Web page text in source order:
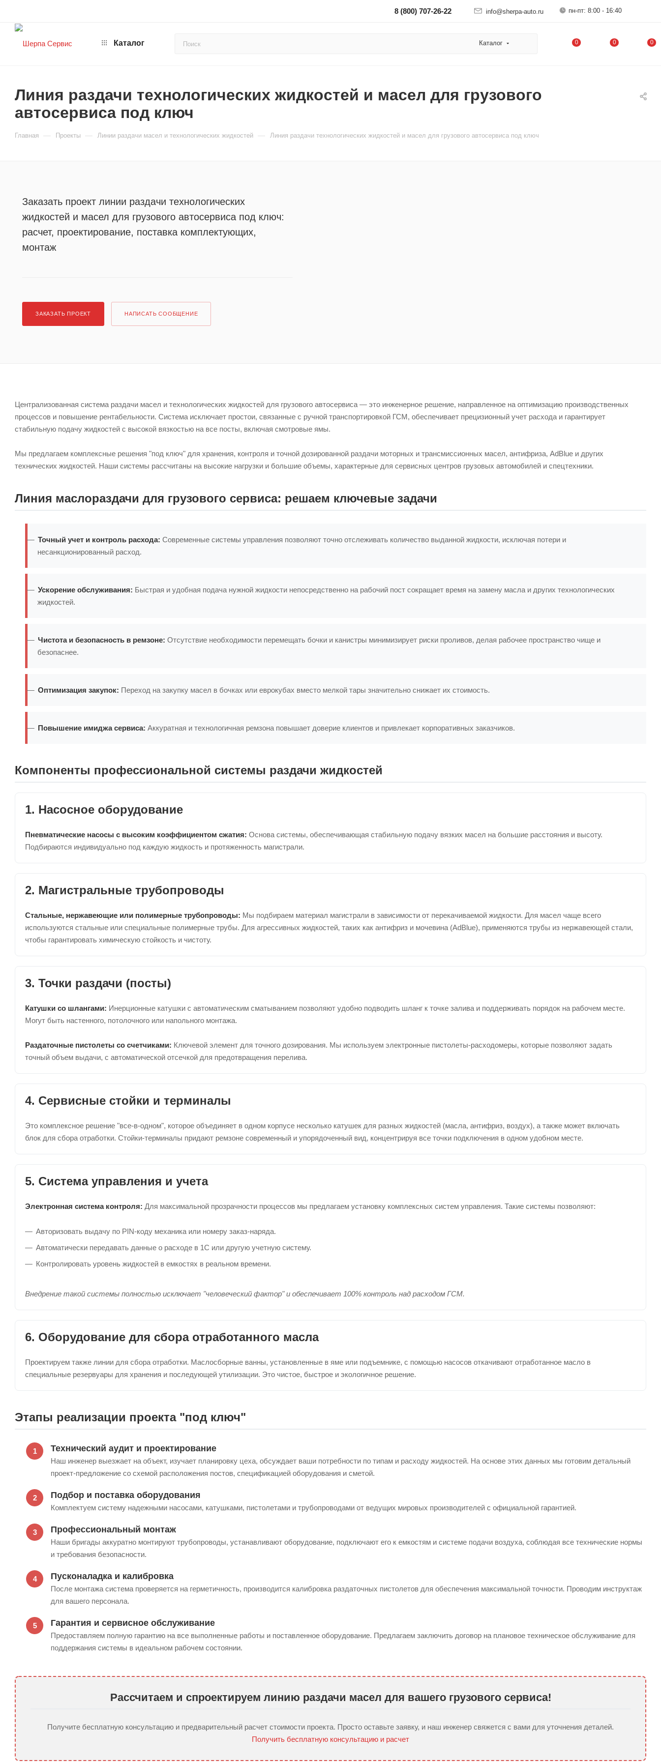
8 (800) 707-26-22 info@sherpa-auto.ru пн-пт: 8:00 - 16:40
Каталог Каталог 0 0 0
Линия раздачи технологических жидкостей и масел для грузового
автосервиса под ключ
Главная — Проекты — Линии раздачи масел и технологических жидкостей — Линия раздачи технологических жидкостей и масел для грузового автосервиса под ключ
Заказать проект линии раздачи технологических
жидкостей и масел для грузового автосервиса под ключ:
расчет, проектирование, поставка комплектующих,
монтаж
ЗАКАЗАТЬ ПРОЕКТ НАПИСАТЬ СООБЩЕНИЕ
Централизованная система раздачи масел и технологических жидкостей для грузового автосервиса — это инженерное решение, направленное на оптимизацию производственных
процессов и повышение рентабельности. Система исключает простои, связанные с ручной транспортировкой ГСМ, обеспечивает прецизионный учет расхода и гарантирует
стабильную подачу жидкостей с высокой вязкостью на все посты, включая смотровые ямы.
Мы предлагаем комплексные решения "под ключ" для хранения, контроля и точной дозированной раздачи моторных и трансмиссионных масел, антифриза, AdBlue и других
технических жидкостей. Наши системы рассчитаны на высокие нагрузки и большие объемы, характерные для сервисных центров грузовых автомобилей и спецтехники.
Линия маслораздачи для грузового сервиса: решаем ключевые задачи
Точный учет и контроль расхода: Современные системы управления позволяют точно отслеживать количество выданной жидкости, исключая потери и
несанкционированный расход.
Ускорение обслуживания: Быстрая и удобная подача нужной жидкости непосредственно на рабочий пост сокращает время на замену масла и других технологических
жидкостей.
Чистота и безопасность в ремзоне: Отсутствие необходимости перемещать бочки и канистры минимизирует риски проливов, делая рабочее пространство чище и
безопаснее.
Оптимизация закупок: Переход на закупку масел в бочках или еврокубах вместо мелкой тары значительно снижает их стоимость.
Повышение имиджа сервиса: Аккуратная и технологичная ремзона повышает доверие клиентов и привлекает корпоративных заказчиков.
Компоненты профессиональной системы раздачи жидкостей
1. Насосное оборудование
Пневматические насосы с высоким коэффициентом сжатия: Основа системы, обеспечивающая стабильную подачу вязких масел на большие расстояния и высоту.
Подбираются индивидуально под каждую жидкость и протяженность магистрали.
2. Магистральные трубопроводы
Стальные, нержавеющие или полимерные трубопроводы: Мы подбираем материал магистрали в зависимости от перекачиваемой жидкости. Для масел чаще всего
используются стальные или специальные полимерные трубы. Для агрессивных жидкостей, таких как антифриз и мочевина (AdBlue), применяются трубы из нержавеющей стали,
чтобы гарантировать химическую стойкость и чистоту.
3. Точки раздачи (посты)
Катушки со шлангами: Инерционные катушки с автоматическим сматыванием позволяют удобно подводить шланг к точке залива и поддерживать порядок на рабочем месте.
Могут быть настенного, потолочного или напольного монтажа.
Раздаточные пистолеты со счетчиками: Ключевой элемент для точного дозирования. Мы используем электронные пистолеты-расходомеры, которые позволяют задать
точный объем выдачи, с автоматической отсечкой для предотвращения перелива.
4. Сервисные стойки и терминалы
Это комплексное решение "все-в-одном", которое объединяет в одном корпусе несколько катушек для разных жидкостей (масла, антифриз, воздух), а также может включать
блок для сбора отработки. Стойки-терминалы придают ремзоне современный и упорядоченный вид, концентрируя все точки подключения в одном удобном месте.
5. Система управления и учета
Электронная система контроля: Для максимальной прозрачности процессов мы предлагаем установку комплексных систем управления. Такие системы позволяют:
Авторизовать выдачу по PIN-коду механика или номеру заказ-наряда.
Автоматически передавать данные о расходе в 1С или другую учетную систему.
Контролировать уровень жидкостей в емкостях в реальном времени.
Внедрение такой системы полностью исключает "человеческий фактор" и обеспечивает 100% контроль над расходом ГСМ.
6. Оборудование для сбора отработанного масла
Проектируем также линии для сбора отработки. Маслосборные ванны, установленные в яме или подъемнике, с помощью насосов откачивают отработанное масло в
специальные резервуары для хранения и последующей утилизации. Это чистое, быстрое и экологичное решение.
Этапы реализации проекта "под ключ"
Технический аудит и проектирование
Наш инженер выезжает на объект, изучает планировку цеха, обсуждает ваши потребности по типам и расходу жидкостей. На основе этих данных мы готовим детальный
проект-предложение со схемой расположения постов, спецификацией оборудования и сметой.
Подбор и поставка оборудования
Комплектуем систему надежными насосами, катушками, пистолетами и трубопроводами от ведущих мировых производителей с официальной гарантией.
Профессиональный монтаж
Наши бригады аккуратно монтируют трубопроводы, устанавливают оборудование, подключают его к емкостям и системе подачи воздуха, соблюдая все технические нормы
и требования безопасности.
Пусконаладка и калибровка
После монтажа система проверяется на герметичность, производится калибровка раздаточных пистолетов для обеспечения максимальной точности. Проводим инструктаж
для вашего персонала.
Гарантия и сервисное обслуживание
Предоставляем полную гарантию на все выполненные работы и поставленное оборудование. Предлагаем заключить договор на плановое техническое обслуживание для
поддержания системы в идеальном рабочем состоянии.
Рассчитаем и спроектируем линию раздачи масел для вашего грузового сервиса!
Получите бесплатную консультацию и предварительный расчет стоимости проекта. Просто оставьте заявку, и наш инженер свяжется с вами для уточнения деталей.
Получить бесплатную консультацию и расчет